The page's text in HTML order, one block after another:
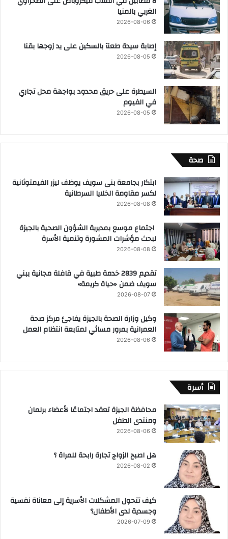
الغربي بالمنيا
2026-08-06
إصابة سيدة طعنآ بالسكين على يد زوجها بقنا
2026-08-05
السيطرة على حريق محدود بواجهة محل تجاري
في الفيوم
2026-08-05
صحة
ابتكار بجامعة بنى سويف يوظف ليزر الفيمتوثانية
لكسر مقاومة الخلايا السرطانية
2026-08-08
اجتماع موسع بمديرية الشؤون الصحية بالجيزة
لبحث مؤشرات المشورة وتنمية الأسرة
2026-08-08
تقديم 2839 خدمة طبية في قافلة مجانية ببني
سويف ضمن «حياة كريمة»
2026-08-07
وكيل وزارة الصحة بالجيزة يفاجئ مركز صحة
العمرانية بمرور مسائي لمتابعة انتظام العمل
2026-08-06
أسرة
محافظة الجيزة تعقد اجتماعًا لأعضاء برلمان
ومنتدى الطفل
2026-08-06
هل اصبح الزواج تجارة رابحة للمراة ؟
2026-08-02
كيف تتحول المشكلات الأسرية إلى معاناة نفسية
وجسدية لدى الأطفال؟
2026-07-09